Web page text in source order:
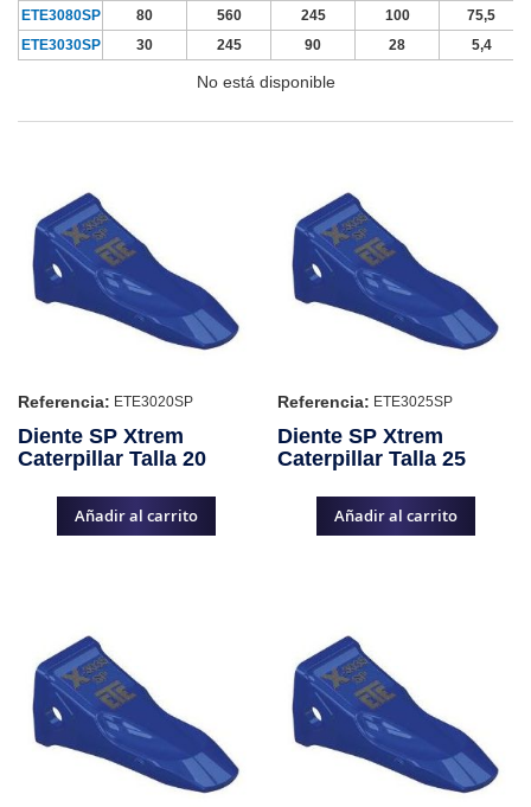
ETE3080SP
80 560 245 100
75,5
ETE3030SP
30 245 90 28 5,4
No está disponible
Referencia: ETE3020SP
Diente SP Xtrem
Caterpillar Talla 20
Añadir al carrito
Referencia: ETE3025SP
Diente SP Xtrem
Caterpillar Talla 25
Añadir al carrito